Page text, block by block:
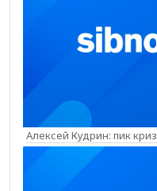
Алексей Кудрин: пик